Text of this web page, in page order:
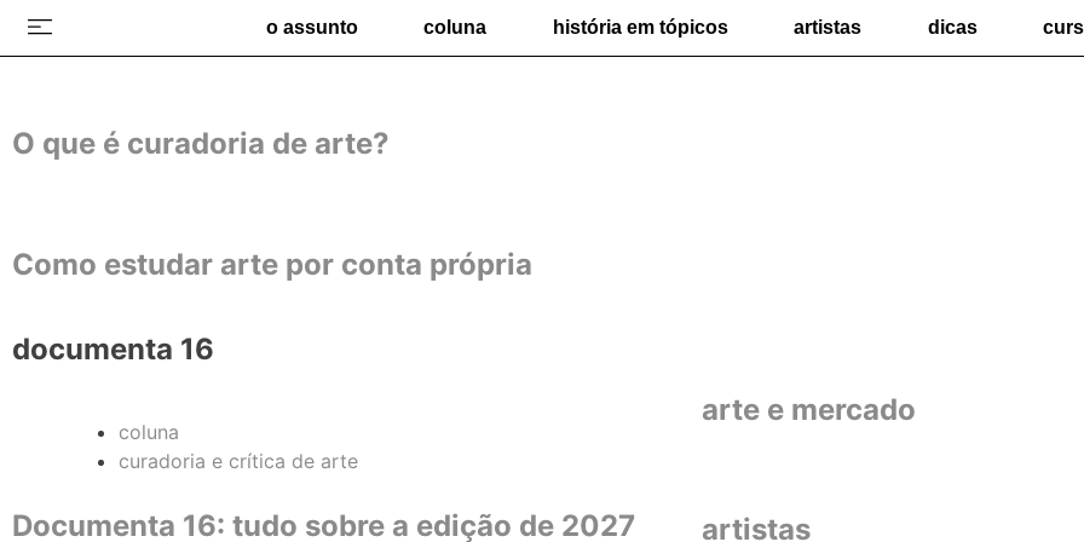
o assunto coluna história em tópicos artistas dicas
O que é curadoria de arte?
Como estudar arte por conta própria
documenta 16
coluna
curadoria e crítica de arte
Documenta 16: tudo sobre a edição de 2027
arte e mercado
artistas